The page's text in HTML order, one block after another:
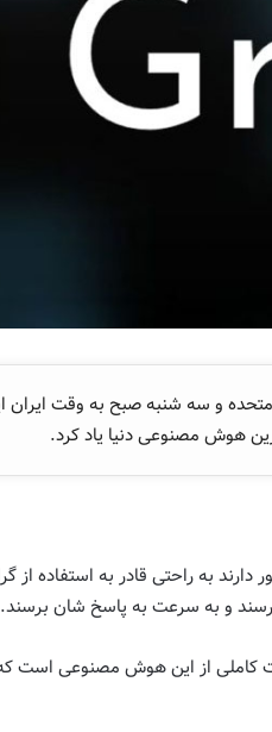
هوش مصنوعی دنیا یاد کرد.
و به سرعت به پاسخ شان برسند.